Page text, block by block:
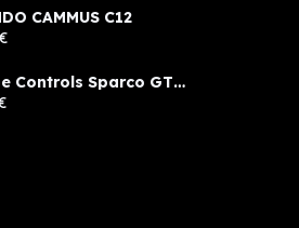
CAMMUS C12
Controls Sparco GT
NUEVO